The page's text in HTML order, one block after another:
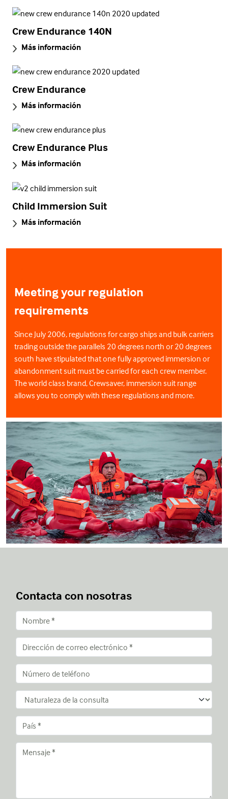
Crew Endurance 140N
Más información
Crew Endurance
Más información
Crew Endurance Plus
Más información
Child Immersion Suit
Más información
Meeting your regulation
requirements
Since July 2006, regulations for cargo ships and bulk carriers
trading outside the parallels 20 degrees north or 20 degrees
south have stipulated that one fully approved immersion or
abandonment suit must be carried for each crew member.
The world class brand, Crewsaver, immersion suit range
allows you to comply with these regulations and more.
Contacta con nosotras